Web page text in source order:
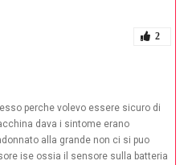
2
perche volevo essere sicuro di
dava i sintome erano
alla grande non ci si puo
ise ossia il sensore sulla batteria